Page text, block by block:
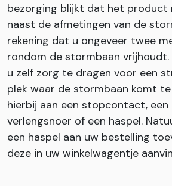
bezorging blijkt dat het product
naast de afmetingen van de
rekening dat u ongeveer twee
rondom de stormbaan
u zelf zorg te dragen voor een
plek waar de stormbaan komt te
hierbij aan een stopcontact, een
verlengsnoer of een haspel.
een haspel aan uw bestelling
deze in uw winkelwagentje